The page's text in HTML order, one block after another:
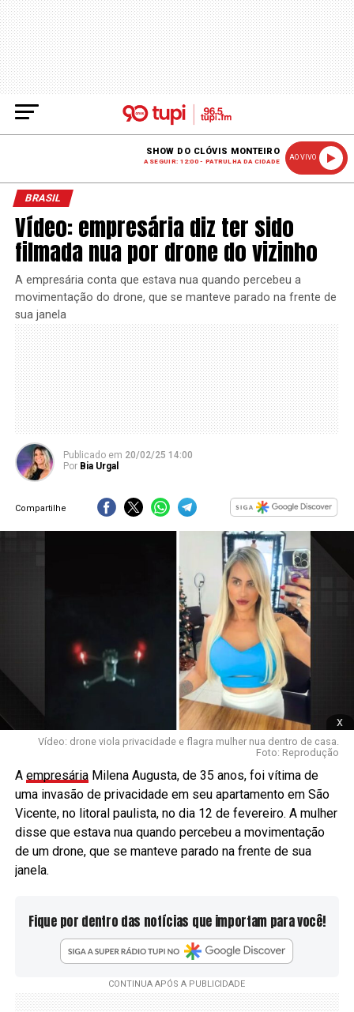
SHOW DO CLÓVIS MONTEIRO
A SEGUIR: 12:00 - PATRULHA DA CIDADE
AO VIVO
BRASIL
Vídeo: empresária diz ter sido
filmada nua por drone do vizinho
A empresária conta que estava nua quando percebeu a
movimentação do drone, que se manteve parado na frente de
sua janela
Publicado em 20/02/25 14:00
Por Bia Urgal
Compartilhe
x
Vídeo: drone viola privacidade e flagra mulher nua dentro de casa.
Foto: Reprodução
A empresáriaMilena Augusta, de 35 anos, foi vítima de
uma invasão de privacidade em seu apartamento em São
Vicente, no litoral paulista, no dia 12 de fevereiro. A mulher
disse que estava nua quando percebeu a movimentação
de um drone, que se manteve parado na frente de sua
janela.
Fique por dentro das notícias que importam para você!